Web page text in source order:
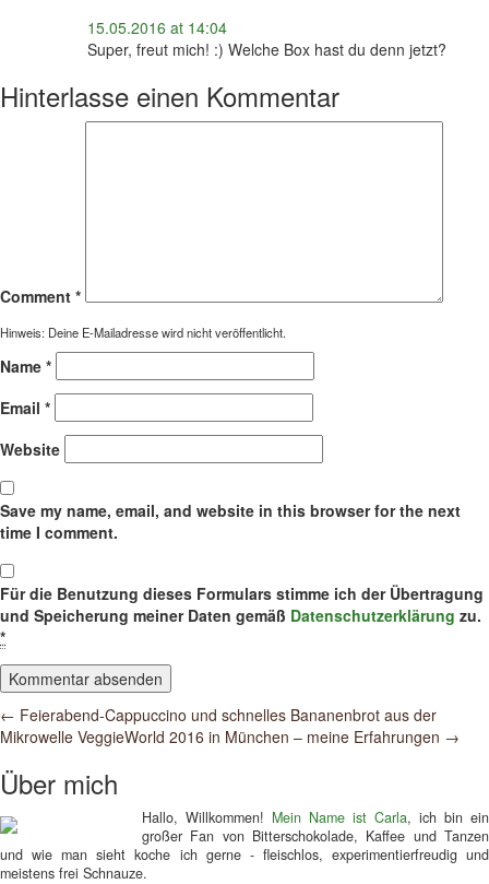
15.05.2016 at 14:04
Super, freut mich! :) Welche Box hast du denn jetzt?
Hinterlasse einen Kommentar
Comment *
Hinweis: Deine E-Mailadresse wird nicht veröffentlicht.
Name *
Email *
Website
Save my name, email, and website in this browser for the next
time I comment.
Für die Benutzung dieses Formulars stimme ich der Übertragung
und Speicherung meiner Daten gemäß Datenschutzerklärung zu.
*
Post
navigation
← Feierabend-Cappuccino und schnelles Bananenbrot aus der
Mikrowelle VeggieWorld 2016 in München – meine Erfahrungen →
Über mich
Hallo, Willkommen! Mein Name ist Carla, ich bin ein
großer Fan von Bitterschokolade, Kaffee und Tanzen
und wie man sieht koche ich gerne - fleischlos, experimentierfreudig und
meistens frei Schnauze.